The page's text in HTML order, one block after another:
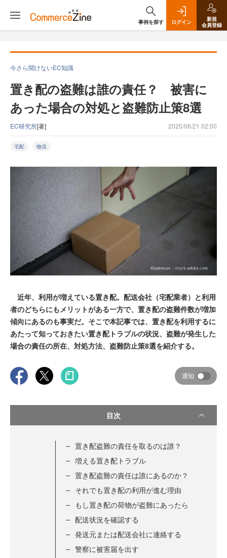
事例を探す ログイン
新規
会員登録
今さら聞けないEC知識
置き配の盗難は誰の責任？ 被害に
あった場合の対処と盗難防止策8選
EC研究所[著] 2025/06/21 02:00
宅配 物流
近年、利用が増えている置き配。配送会社（宅配業者）と利用
者のどちらにもメリットがある一方で、置き配の盗難件数が増加
傾向にあるのも事実だ。そこで本記事では、置き配を利用するに
あたって知っておきたい置き配トラブルの状況、盗難が発生した
場合の責任の所在、対処方法、盗難防止策8選を紹介する。
通知
目次
置き配盗難の責任を取るのは誰？
増える置き配トラブル
置き配盗難の責任は誰にあるのか？
それでも置き配の利用が進む理由
もし置き配の荷物が盗難にあったら
配送状況を確認する
発送元または配送会社に連絡する
警察に被害届を出す